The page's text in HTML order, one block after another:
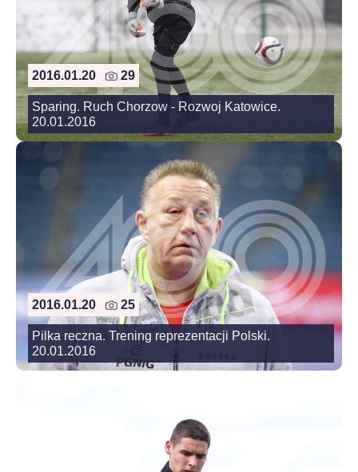
2016.01.20 29
Sparing. Ruch Chorzow - Rozwoj Katowice.
20.01.2016
2016.01.20 25
Pilka reczna. Trening reprezentacji Polski.
20.01.2016